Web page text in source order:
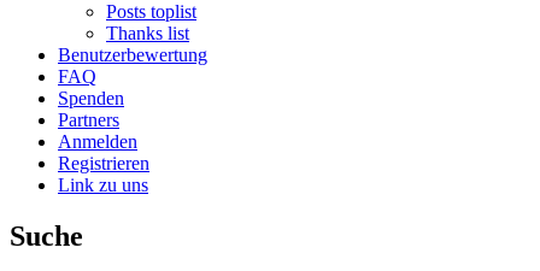
Posts toplist
Thanks list
Benutzerbewertung
FAQ
Spenden
Partners
Anmelden
Registrieren
Link zu uns
Suche